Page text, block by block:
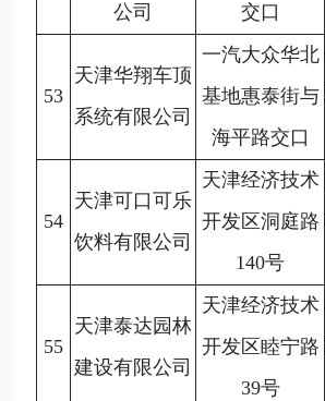
公司
交口
53
天津华翔车顶
系统有限公司
一汽大众华北
基地惠泰街与
海平路交口
54
天津可口可乐
饮料有限公司
天津经济技术
开发区洞庭路
140号
55
天津泰达园林
建设有限公司
天津经济技术
开发区睦宁路
39号